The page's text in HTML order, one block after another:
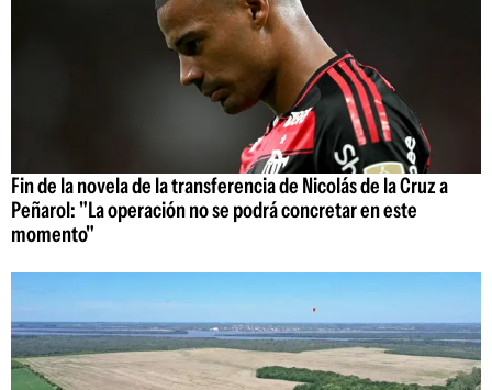
Fin de la novela de la transferencia de Nicolás de la Cruz a
Peñarol: "La operación no se podrá concretar en este
momento"